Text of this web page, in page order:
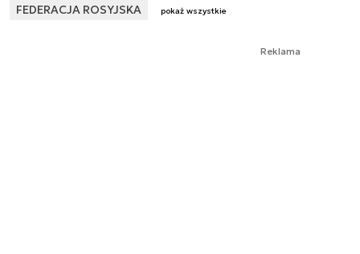
FEDERACJA ROSYJSKA
pokaż wszystkie
Reklama